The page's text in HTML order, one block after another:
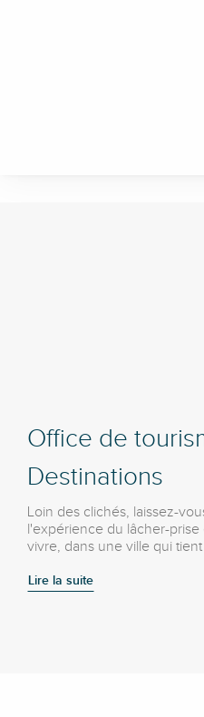
Office de
Destinations
Loin des clichés, laissez-
l'expérience du lâcher-
vivre, dans une ville qui
Lire la suite